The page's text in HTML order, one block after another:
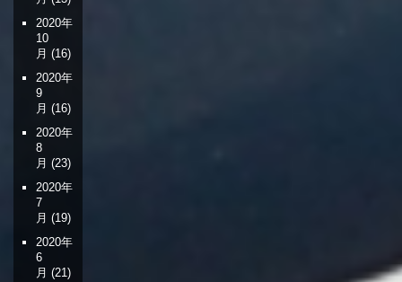
2020年
10
月 (16)
2020年
9
月 (16)
2020年
8
月 (23)
2020年
7
月 (19)
2020年
6
月 (21)